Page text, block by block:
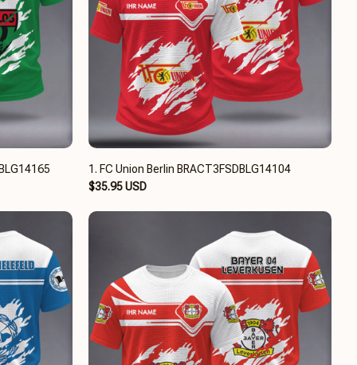
1. FC Union Berlin BRACT3FSDBLG14104
$35.95 USD